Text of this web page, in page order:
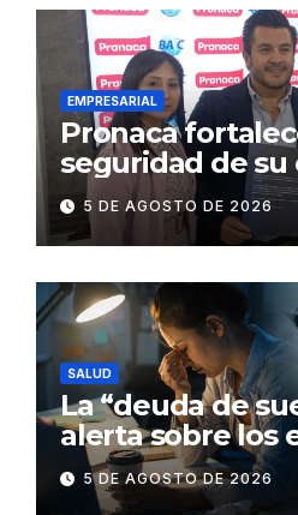
EMPRESARIAL
Pronaca
seguridad de su
suministro con
BASC en dos
5 DE AGOSTO DE 2026
SALUD
La “deuda de
alerta sobre los
dormir mal en la
mental
5 DE AGOSTO DE 2026